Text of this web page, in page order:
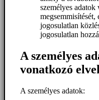
személyes
megsemmisítését,
jogosulatlan
jogosulatlan
A személyes
vonatkozó
A személyes adatok: